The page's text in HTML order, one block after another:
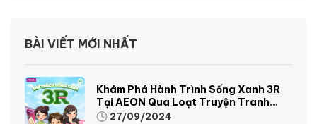
BÀI VIẾT MỚI NHẤT
Khám Phá Hành Trình Sống Xanh 3R
Tại AEON Qua Loạt Truyện Tranh
Sinh Động Và Thú Vị
27/09/2024